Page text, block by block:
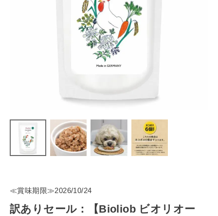
≪賞味期限≫2026/10/24
訳ありセール：【Bioliob ビオリオー